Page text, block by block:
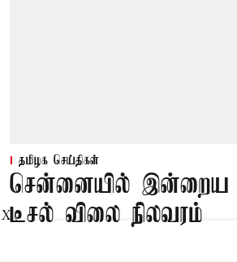
தமிழக செய்திகள்
சென்னையில் இன்றைய
டீசல் விலை நிலவரம்
X